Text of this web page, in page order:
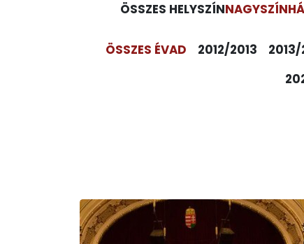
ÖSSZES HELYSZÍN
ÖSSZES ÉVAD 2012/2013 2013/